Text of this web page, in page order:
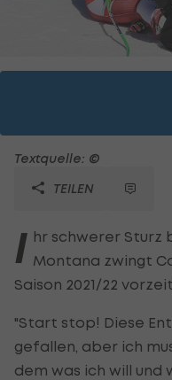
Textquelle: ©
TEILEN
I hr schwerer Sturz
Montana zwingt
Saison 2021/22
"Start stop! Diese
gefallen, aber ich
dem was ich will und